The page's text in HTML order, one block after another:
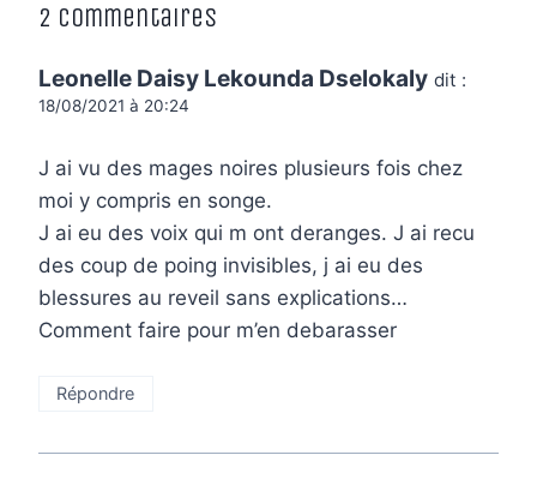
2 commentaires
Leonelle Daisy Lekounda Dselokaly dit :
18/08/2021 à 20:24
J ai vu des mages noires plusieurs fois chez
moi y compris en songe.
J ai eu des voix qui m ont deranges. J ai recu
des coup de poing invisibles, j ai eu des
blessures au reveil sans explications…
Comment faire pour m’en debarasser
Répondre